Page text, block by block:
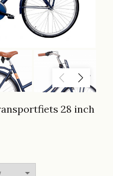
28 inch